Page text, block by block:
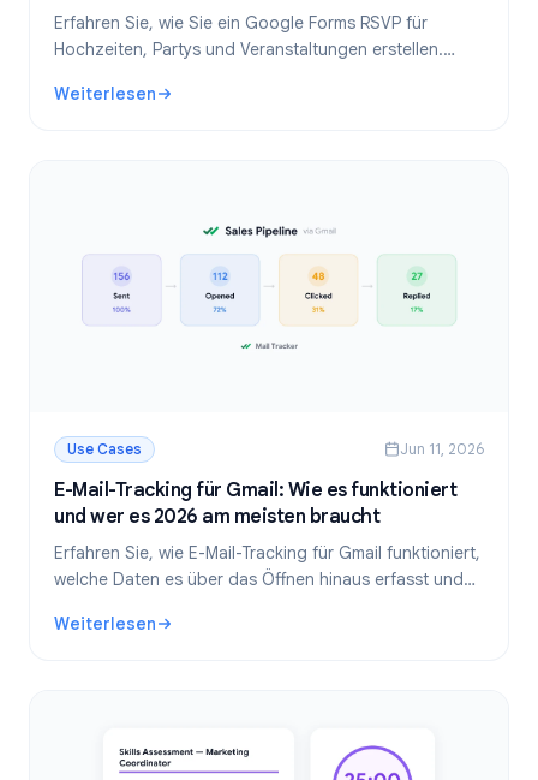
Erfahren Sie, wie Sie ein Google Forms RSVP für
Hochzeiten, Partys und Veranstaltungen erstellen.
Tipps und automatischer Fristsetzung.
Weiterlesen
: Google Forms RSVP: Erstellen Sie ein kostenloses
Use Cases Jun 11, 2026
E-Mail-Tracking für Gmail: Wie es funktioniert
und wer es 2026 am meisten braucht
Erfahren Sie, wie E-Mail-Tracking für Gmail funktioniert,
welche Daten es über das Öffnen hinaus erfasst und
Inklusive Einrichtungsanleitung.
Weiterlesen
: E-Mail-Tracking für Gmail: Wie es funktioniert und wer